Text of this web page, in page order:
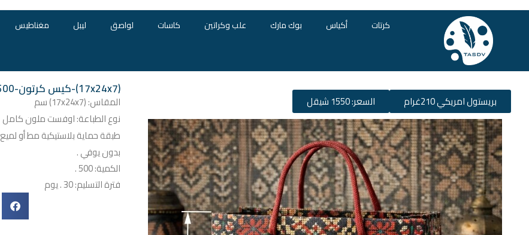
كرتات أكياس بوك مارك علب وكراتين كاسات لواصق ليبل مغناطيس
بريستول امريكي 210غرام السعر: 1550 شيقل
(17x24x7)-كيس كرتون-500
المقاس: (17x24x7) سم
نوع الطباعة: اوفست ملون كامل
طبقة حماية بلاستيكية مط أو لميع
بدون يوفي .
الكمية: 500 .
فترة التسليم: 30 . يوم